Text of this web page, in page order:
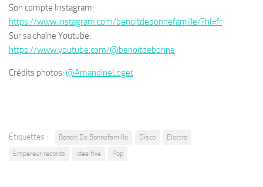
Son compte Instagram:
https://www.instagram.com/benoitdebonnefamille/?hl=fr
Sur sa chaîne Youtube:
https://www.youtube.com/@benoitdebonne
Crédits photos: @AmandineLoget
Étiquettes : Benoit De Bonnefamille Disco
Electro
Empereur records
Idee fixe Pop